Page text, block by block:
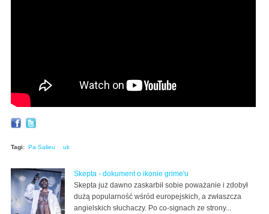
Tagi: Pa Salieu uk
Skepta - dokument o ikonie grime'u
Skepta już dawno zaskarbił sobie poważanie i zdobył
dużą popularność wśród europejskich, a zwłaszcza
angielskich słuchaczy. Po co-signach ze strony...